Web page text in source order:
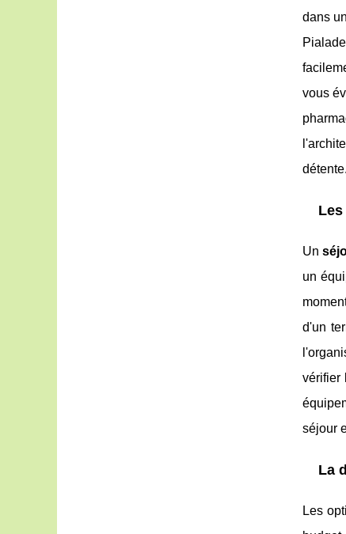
dans
vous
détente.
Un
un
d'un
vérifier
séjour
La
Les